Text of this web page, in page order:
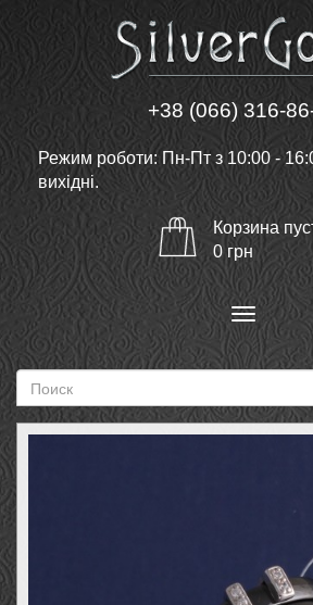
+38 (066) 316-
Режим роботи: Пн-Пт з 10:00 -
вихідні.
Корзина
0 грн
Меню